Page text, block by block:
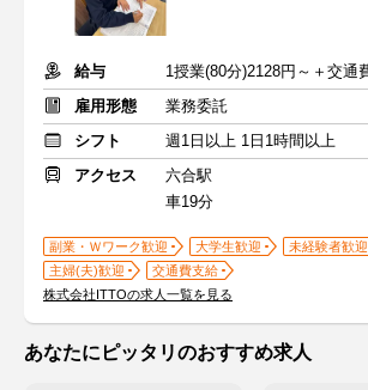
給与
雇用形態
業務委託
シフト
週1日以上 1日1時間以上
アクセス
六合駅
車19分
副業・Ｗワーク歓迎 大学生歓迎
未経験者歓迎
主婦(夫)歓迎
交通費支給
株式会社ITTOの求人一覧を見る
あなたにピッタリのおすすめ求人